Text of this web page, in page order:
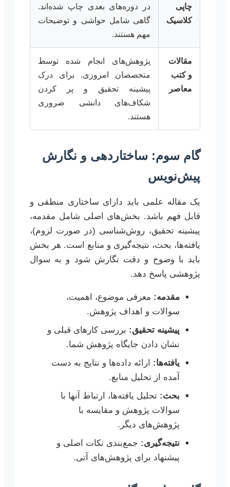
چاپی
کلاسیک
در دوره‌های بعدی چاپ شده‌اند.
گاهی شامل حواشی و توضیحات
مهم هستند.
مقالات
و کتب
معاصر
پژوهش‌های انجام شده توسط
متخصصان امروزی. برای درک
پیشینه تحقیق و پر کردن
شکاف‌های دانشی ضروری
هستند.
گام سوم: ساختاردهی و نگارش
پیش‌نویس
یک مقاله علمی باید دارای ساختاری منطقی و
قابل فهم باشد. بخش‌های اصلی شامل مقدمه،
پیشینه تحقیق، روش‌شناسی (در صورت لزوم)،
یافته‌ها، بحث، نتیجه‌گیری و منابع است. هر بخش
باید با وضوح و دقت نگارش شود و به سوال
پژوهشی پاسخ دهد.
مقدمه: معرفی موضوع، اهمیت،
سوالات و اهداف پژوهش.
پیشینه تحقیق: بررسی کارهای قبلی و
نشان دادن جایگاه پژوهش شما.
یافته‌ها: ارائه داده‌ها و نتایج به دست
آمده از تحلیل منابع.
بحث: تحلیل یافته‌ها، ارتباط آنها با
سوالات پژوهش و مقایسه با
پژوهش‌های دیگر.
نتیجه‌گیری: جمع‌بندی نکات اصلی و
پیشنهاد برای پژوهش‌های آتی.